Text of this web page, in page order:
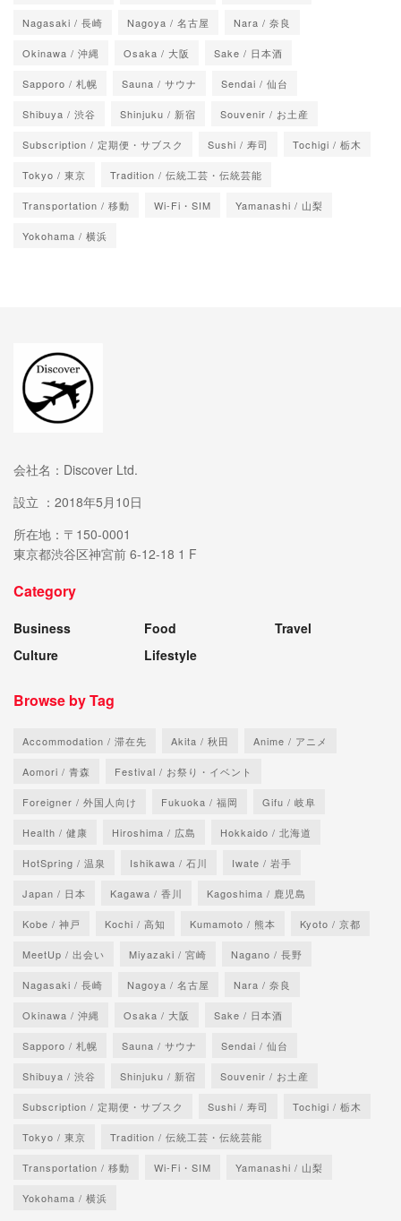
Nagasaki / 長崎 Nagoya / 名古屋 Nara / 奈良
Okinawa / 沖縄 Osaka / 大阪 Sake / 日本酒
Sapporo / 札幌 Sauna / サウナ Sendai / 仙台
Shibuya / 渋谷 Shinjuku / 新宿 Souvenir / お土産
Subscription / 定期便・サブスク Sushi / 寿司 Tochigi / 栃木
Tokyo / 東京 Tradition / 伝統工芸・伝統芸能
Transportation / 移動 Wi-Fi・SIM Yamanashi / 山梨
Yokohama / 横浜
会社名：Discover Ltd.
設立 ：2018年5月10日
所在地：〒150-0001
東京都渋谷区神宮前 6-12-18 1 F
Category
Business
Culture
Food
Lifestyle
Travel
Browse by Tag
Accommodation / 滞在先 Akita / 秋田 Anime / アニメ
Aomori / 青森 Festival / お祭り・イベント
Foreigner / 外国人向け Fukuoka / 福岡 Gifu / 岐阜
Health / 健康 Hiroshima / 広島 Hokkaido / 北海道
HotSpring / 温泉 Ishikawa / 石川 Iwate / 岩手
Japan / 日本 Kagawa / 香川 Kagoshima / 鹿児島
Kobe / 神戸 Kochi / 高知 Kumamoto / 熊本 Kyoto / 京都
MeetUp / 出会い Miyazaki / 宮崎 Nagano / 長野
Nagasaki / 長崎 Nagoya / 名古屋 Nara / 奈良
Okinawa / 沖縄 Osaka / 大阪 Sake / 日本酒
Sapporo / 札幌 Sauna / サウナ Sendai / 仙台
Shibuya / 渋谷 Shinjuku / 新宿 Souvenir / お土産
Subscription / 定期便・サブスク Sushi / 寿司 Tochigi / 栃木
Tokyo / 東京 Tradition / 伝統工芸・伝統芸能
Transportation / 移動 Wi-Fi・SIM Yamanashi / 山梨
Yokohama / 横浜